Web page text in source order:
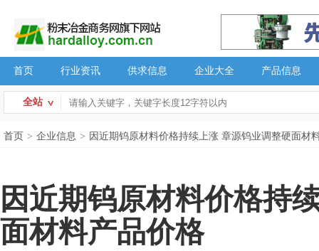
首页 行业资讯 供求信息 企业大全 产品信息
全站
首页 > 企业信息 > 因近期钨原材料价格持续上涨 章源钨业调整硬面材
因近期钨原材料价格持
面材料产品价格